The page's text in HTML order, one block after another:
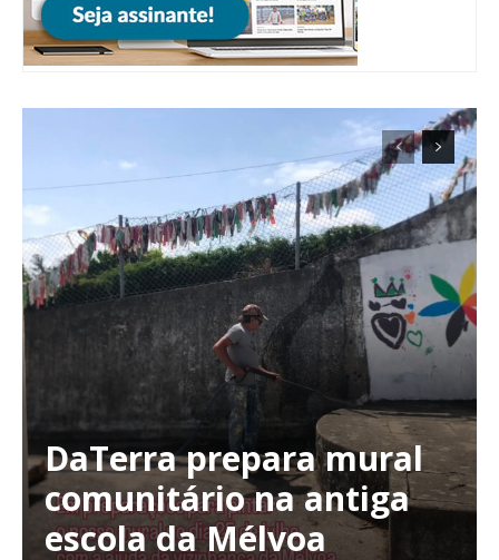
Planos de Assinatura
Faça-se assinante do Região de Cister e ajude-nos a manter este serviço
DaTerra prepara mural
comunitário na antiga
escola da Mélvoa